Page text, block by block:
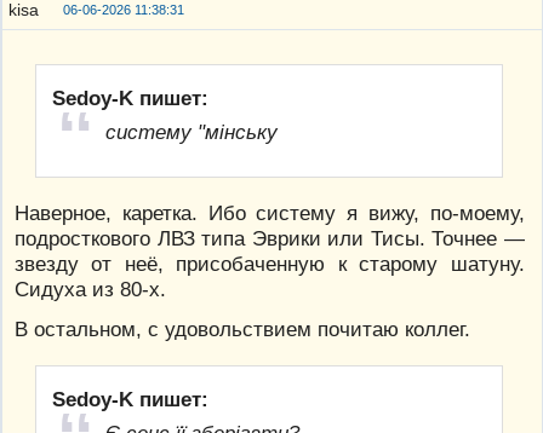
06-06-2026 11:38:31
Sedoy-K пишет:
систему "мінську
Наверное, каретка. Ибо систему я вижу, по-моему,
подросткового ЛВЗ типа Эврики или Тисы. Точнее —
звезду от неё, присобаченную к старому шатуну.
Сидуха из 80-х.
В остальном, с удовольствием почитаю коллег.
Sedoy-K пишет: